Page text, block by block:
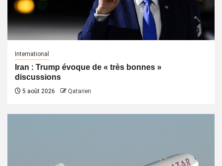
International
Iran : Trump évoque de « très bonnes »
discussions
5 août 2026 Qatarien